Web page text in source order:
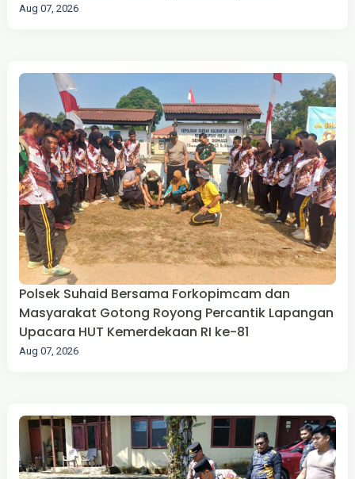
Aug 07, 2026
Polsek Suhaid Bersama Forkopimcam dan
Masyarakat Gotong Royong Percantik Lapangan
Upacara HUT Kemerdekaan RI ke-81
Aug 07, 2026